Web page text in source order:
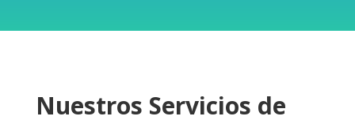
Nuestros Servicios de